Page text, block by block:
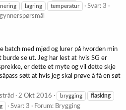
lagring temperatur
Svar: 3
batch med mjød og lurer på hvorden min
se ut. Jeg har lest at hvis SG er
er dette et myte og vil dette skje
søtt at hvis jeg skal prøve å få en søt
2 Okt 2016 brygging
flasking
Svar: 3 Forum: Brygging